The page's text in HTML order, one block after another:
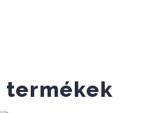
termékek